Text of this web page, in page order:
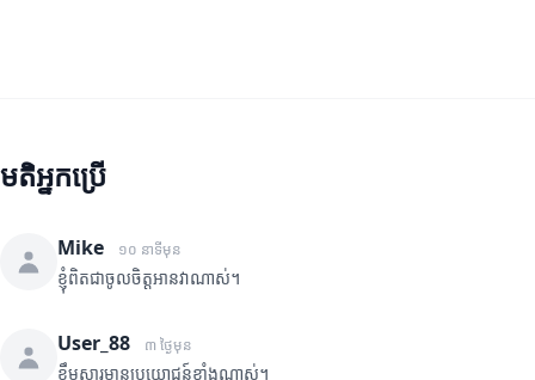
មតិអ្នកប្រើ
Mike ១០ នាទីមុន
ខ្ញុំពិតជាចូលចិត្តអានវាណាស់។
User_88 ៣ ថ្ងៃមុន
ខ្លឹមសារមានប្រយោជន៍ខ្លាំងណាស់។